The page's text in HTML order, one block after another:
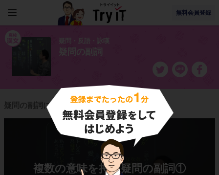
無料会員登録
疑問・反語・詠嘆
疑問の副詞
疑問の副詞に関連する授業一覧
複数の意味を持つ疑問の副詞①